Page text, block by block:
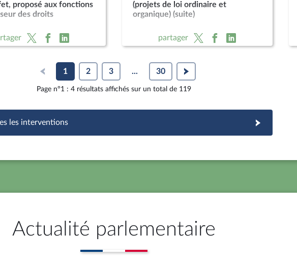
proposé aux fonctions
des droits
(projets de loi ordinaire et
organique) (suite)
partager
1 2 3 ... 30
Page n°1 : 4 résultats affichés sur un total de 119
les interventions
Actualité parlementaire